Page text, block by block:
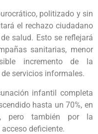
politizado y sin
el rechazo ciudadano
salud. Esto se reflejará
sanitarias, menor
incremento de la
servicios informales.
infantil completa
hasta un 70%, en
pero también por la
deficiente.